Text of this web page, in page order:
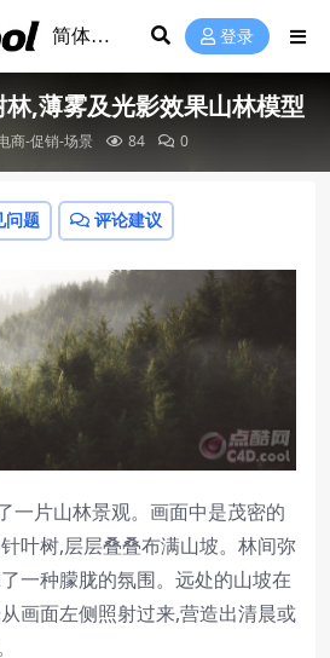
登录
,薄雾及光影效果山林模型
商-促销-场景 84 0
问题 评论建议
一片山林景观。画面中是茂密的
叶树,层层叠叠布满山坡。林间弥
一种朦胧的氛围。远处的山坡在
画面左侧照射过来,营造出清晨或